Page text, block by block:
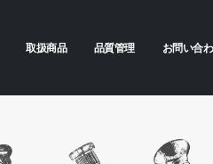
取扱商品 品質管理 お問い合